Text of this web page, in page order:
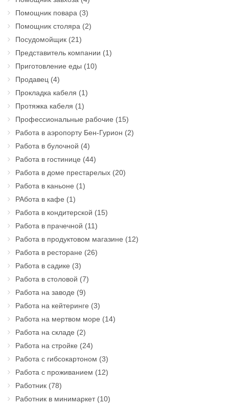
Помощник повара (3)
Помощник столяра (2)
Посудомойщик (21)
Представитель компании (1)
Приготовление еды (10)
Продавец (4)
Прокладка кабеля (1)
Протяжка кабеля (1)
Профессиональные рабочие (15)
Работа в аэропорту Бен-Гурион (2)
Работа в булочной (4)
Работа в гостинице (44)
Работа в доме престарелых (20)
Работа в каньоне (1)
РАбота в кафе (1)
Работа в кондитерской (15)
Работа в прачечной (11)
Работа в продуктовом магазине (12)
Работа в ресторане (26)
Работа в садике (3)
Работа в столовой (7)
Работа на заводе (9)
Работа на кейтеринге (3)
Работа на мертвом море (14)
Работа на складе (2)
Работа на стройке (24)
Работа с гибсокартоном (3)
Работа с проживанием (12)
Работник (78)
Работник в минимаркет(10)